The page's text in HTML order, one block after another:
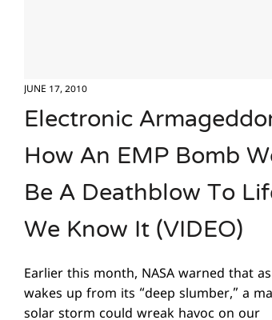
JUNE 17, 2010
Electronic
How An EMP Bomb
Be A Deathblow To
We Know It (VIDEO)
Earlier this month, NASA warned that
wakes up from its “deep slumber,” a
solar storm could wreak havoc on our